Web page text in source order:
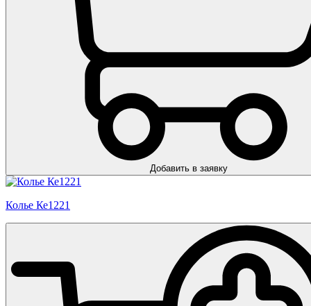
Добавить в заявку
Колье Ке1221